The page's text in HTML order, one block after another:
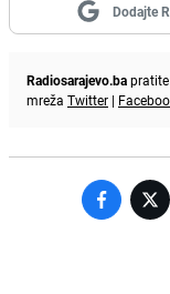
Dodajte
Radiosarajevo.ba
mreža Twitter |